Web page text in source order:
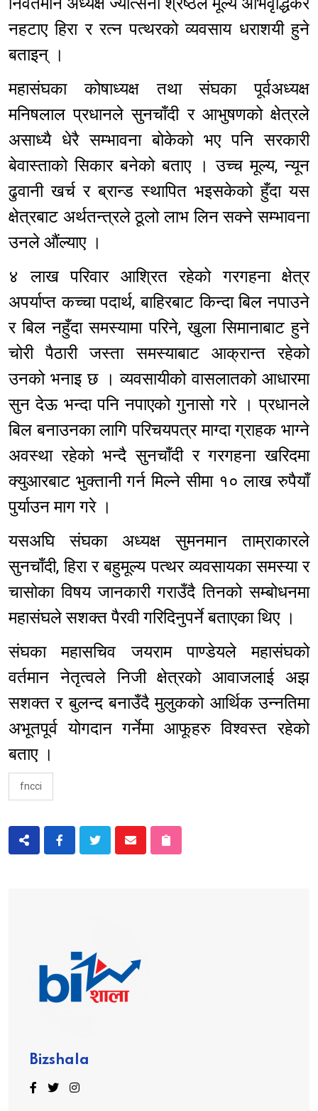
नहटाए हिरा र रत्न पत्थरको व्यवसाय धराशयी हुने
बताइन् ।
महासंघका कोषाध्यक्ष तथा संघका पूर्वअध्यक्ष
मनिषलाल प्रधानले सुनचाँदी र आभुषणको क्षेत्रले
असाध्यै धेरै सम्भावना बोकेको भए पनि सरकारी
बेवास्ताको सिकार बनेको बताए । उच्च मूल्य, न्यून
ढुवानी खर्च र ब्रान्ड स्थापित भइसकेको हुँदा यस
क्षेत्रबाट अर्थतन्त्रले ठूलो लाभ लिन सक्ने सम्भावना
उनले औंल्याए ।
४ लाख परिवार आश्रित रहेको गरगहना क्षेत्र
अपर्याप्त कच्चा पदार्थ, बाहिरबाट किन्दा बिल नपाउने
र बिल नहुँदा समस्यामा परिने, खुला सिमानाबाट हुने
चोरी पैठारी जस्ता समस्याबाट आक्रान्त रहेको
उनको भनाइ छ । व्यवसायीको वासलातको आधारमा
सुन देऊ भन्दा पनि नपाएको गुनासो गरे । प्रधानले
बिल बनाउनका लागि परिचयपत्र माग्दा ग्राहक भाग्ने
अवस्था रहेको भन्दै सुनचाँदी र गरगहना खरिदमा
क्युआरबाट भुक्तानी गर्न मिल्ने सीमा १० लाख रुपैयाँ
पुर्याउन माग गरे ।
यसअघि संघका अध्यक्ष सुमनमान ताम्राकारले
सुनचाँदी, हिरा र बहुमूल्य पत्थर व्यवसायका समस्या र
चासोका विषय जानकारी गराउँदै तिनको सम्बोधनमा
महासंघले सशक्त पैरवी गरिदिनुपर्ने बताएका थिए ।
संघका महासचिव जयराम पाण्डेयले महासंघको
वर्तमान नेतृत्वले निजी क्षेत्रको आवाजलाई अझ
सशक्त र बुलन्द बनाउँदै मुलुकको आर्थिक उन्नतिमा
अभूतपूर्व योगदान गर्नेमा आफूहरु विश्वस्त रहेको
बताए ।
fncci
Bizshala